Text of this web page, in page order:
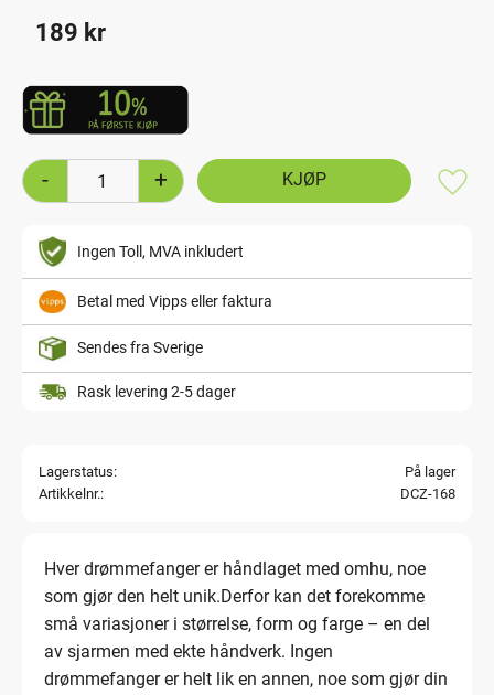
189 kr
+
-
Ingen Toll, MVA inkludert
Betal med Vipps eller faktura
Sendes fra Sverige
Rask levering 2-5 dager
Lagerstatus
På lager
Artikkelnr.
DCZ-168
Hver drømmefanger er håndlaget med omhu, noe
som gjør den helt unik.Derfor kan det forekomme
små variasjoner i størrelse, form og farge – en del
av sjarmen med ekte håndverk. Ingen
drømmefanger er helt lik en annen, noe som gjør din